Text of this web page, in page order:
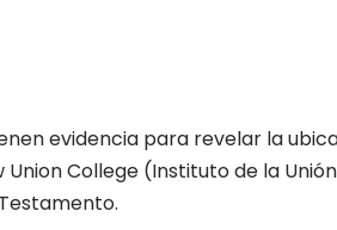
evidencia para revelar la
College (Instituto de la